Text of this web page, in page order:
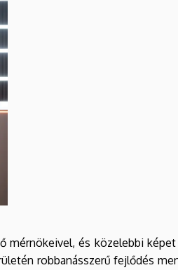
mérnökeivel, és közelebbi képet
robbanásszerű fejlődés